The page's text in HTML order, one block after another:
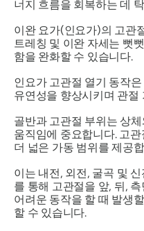
너지 흐름을 회복하는 데
이완 요가(인요가)의 고관
트레칭 및 이완 자세는 뻣
함을 완화할 수 있습니다.
인요가 고관절 열기 동작은
유연성을 향상시키며 관절
골반과 고관절 부위는 상
움직임에 중요합니다. 고
더 넓은 가동 범위를 제공
이는 내전, 외전, 굴곡 및
를 통해 고관절을 앞, 뒤,
어려운 동작을 할 때 발생
할 수 있습니다.